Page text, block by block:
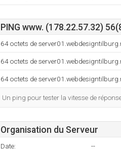
PING www. (178.22.57.32)
64 octets de
64 octets de
64 octets de
Un ping pour tester la vitesse de
Organisation du Serveur
Date: --